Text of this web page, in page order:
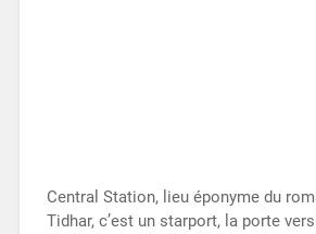
Central Station, lieu éponyme du
Tidhar, c’est un starport, la porte